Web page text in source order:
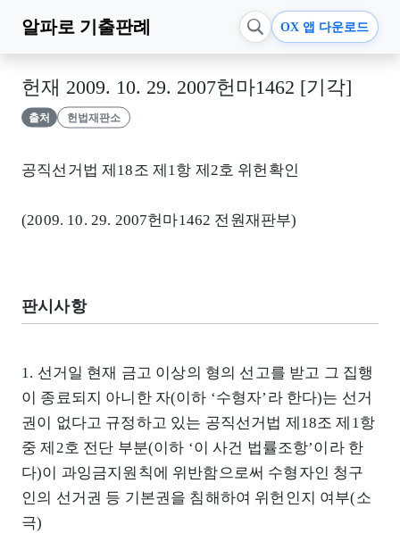
알파로 기출판례 OX 앱 다운로드
헌재 2009. 10. 29. 2007헌마1462 [기각]
출처 헌법재판소
공직선거법 제18조 제1항 제2호 위헌확인
(2009. 10. 29. 2007헌마1462 전원재판부)
판시사항
1. 선거일 현재 금고 이상의 형의 선고를 받고 그 집행
이 종료되지 아니한 자(이하 ‘수형자’라 한다)는 선거
권이 없다고 규정하고 있는 공직선거법 제18조 제1항
중 제2호 전단 부분(이하 ‘이 사건 법률조항’이라 한
다)이 과잉금지원칙에 위반함으로써 수형자인 청구
인의 선거권 등 기본권을 침해하여 위헌인지 여부(소
극)